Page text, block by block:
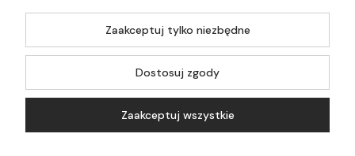
©2026 Wszelkie Prawa Zastrzeżone | 499.pl - najlepszy sklep z
Zaakceptuj tylko niezbędne
Dostosuj zgody
Zaakceptuj wszystkie